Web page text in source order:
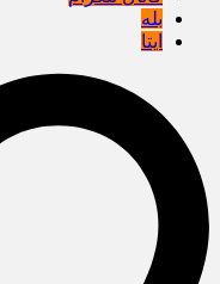
بله
ایتا